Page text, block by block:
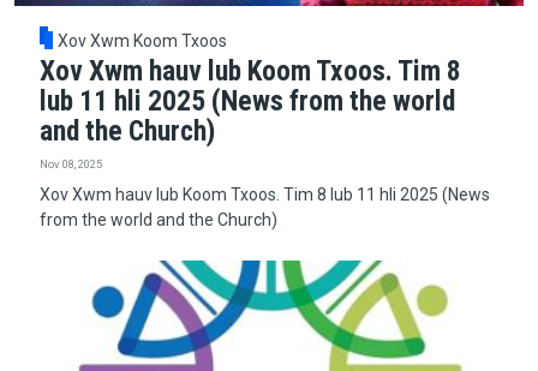
Xov Xwm Koom Txoos
Xov Xwm hauv lub Koom Txoos. Tim 8
lub 11 hli 2025 (News from the world
and the Church)
Nov 08, 2025
Xov Xwm hauv lub Koom Txoos. Tim 8 lub 11 hli 2025 (News
from the world and the Church)